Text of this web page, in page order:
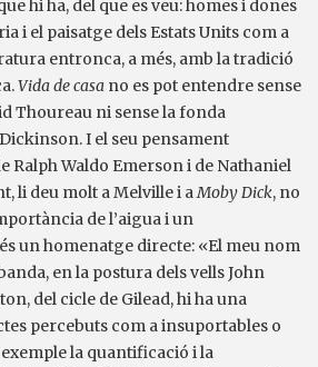
hi ha, del que es veu: homes i dones
i el paisatge dels Estats Units com a
entronca, a més, amb la tradició
Vida de casa no es pot entendre sense
Thoureau ni sense la fonda
I el seu pensament
Ralph Waldo Emerson i de Nathaniel
li deu molt a Melville i a Moby Dick, no
de l’aigua i un
un homenatge directe: «El meu nom
en la postura dels vells John
del cicle de Gilead, hi ha una
percebuts com a insuportables o
la quantificació i la